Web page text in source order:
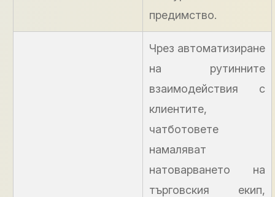
предимство.
Чрез автоматизиране
на рутинните
взаимодействия с
клиентите,
чатботовете
намаляват
натоварването на
търговския екип,